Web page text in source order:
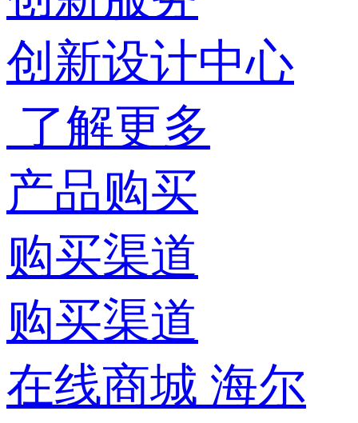
创新设计中心
了解更多
产品购买
购买渠道
购买渠道
在线商城 海尔